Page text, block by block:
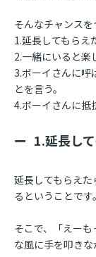
そんなチャンスを
1.延長してもらえ
2.一緒にいると楽
3.ボーイさんに呼
とを言う。
4.ボーイさんに抵
1.延長し
延長してもらえ
るということです。
そこで、「えー
な風に手を叩きな